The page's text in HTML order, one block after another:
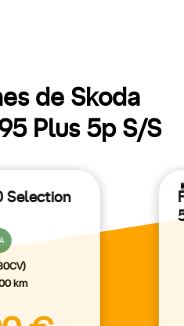
de Skoda
Plus 5p S/S
Selection
km